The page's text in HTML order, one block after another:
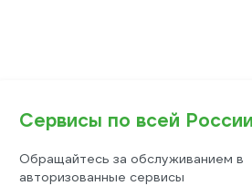
Сервисы по всей России
Обращайтесь за обслуживанием в
авторизованные сервисы